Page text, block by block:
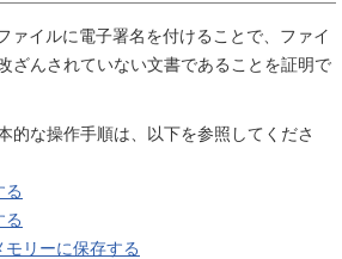
ァイルに電子署名を付けることで、ファイ
ざんされていない文書であることを証明で
的な操作手順は、以下を参照してくださ
る
る
モリーに保存する